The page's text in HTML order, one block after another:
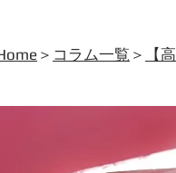
＞ コラム一覧 ＞ 【